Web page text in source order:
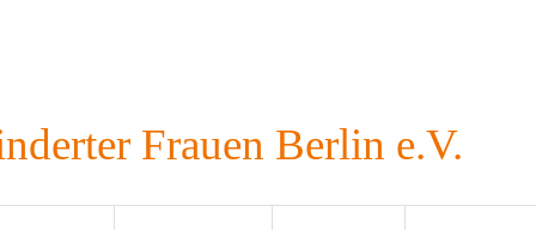
Frauen Berlin e.V.